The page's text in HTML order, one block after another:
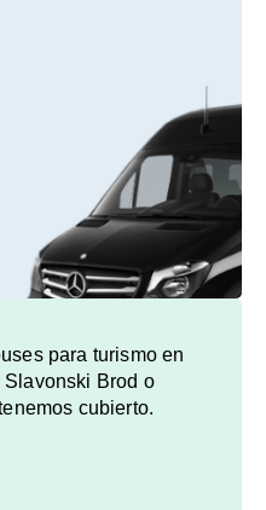
para turismo en
Brod o
cubierto.